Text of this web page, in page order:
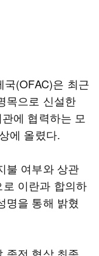
(OFAC)은 최근
목으로 신설한
에 협력하는 모
에 올렸다.
불 여부와 상관
이란과 합의하
명을 통해 밝혔